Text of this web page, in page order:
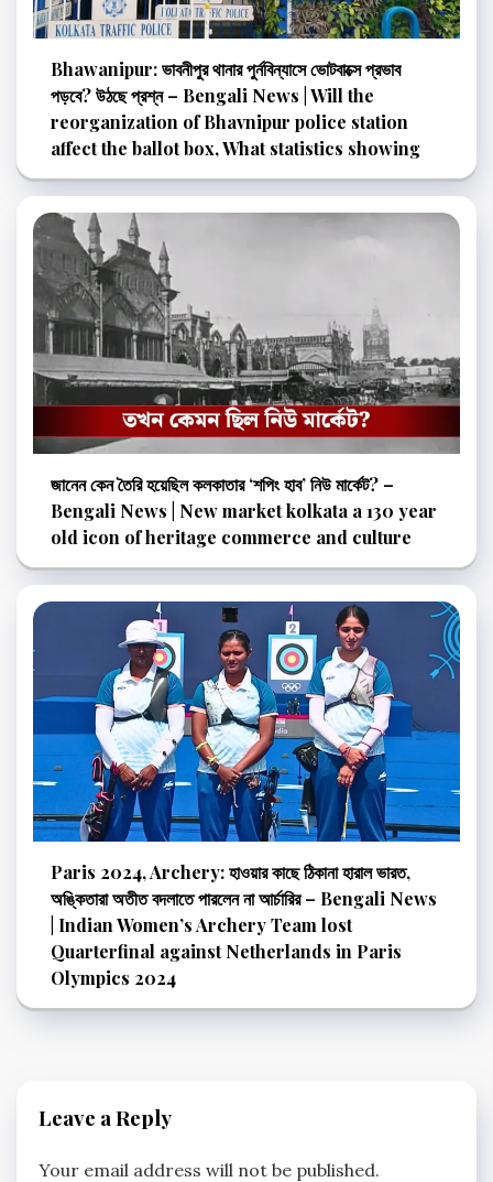
Bhawanipur: ভাবনীপুর থানার পুর্নবিন্যাসে ভোটবাক্সে প্রভাব
পড়বে? উঠছে প্রশ্ন – Bengali News | Will the
reorganization of Bhavnipur police station
affect the ballot box, What statistics showing
জানেন কেন তৈরি হয়েছিল কলকাতার ‘শপিং হাব’ নিউ মার্কেট? –
Bengali News | New market kolkata a 130 year
old icon of heritage commerce and culture
Paris 2024, Archery: হাওয়ার কাছে ঠিকানা হারাল ভারত,
অঙ্কিতারা অতীত বদলাতে পারলেন না আর্চারির – Bengali News
| Indian Women’s Archery Team lost
Quarterfinal against Netherlands in Paris
Olympics 2024
Leave a Reply
Your email address will not be published.